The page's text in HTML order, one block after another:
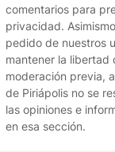
comentarios para
privacidad.
pedido de nuestros
mantener la libertad
moderación previa,
de Piriápolis no se
las opiniones e
en esa sección.